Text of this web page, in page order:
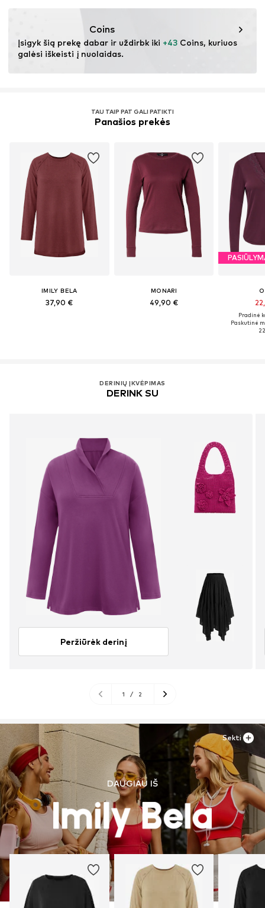
Coins
Įsigyk šią prekę dabar ir uždirbk iki +43 Coins, kuriuos
galėsi iškeisti į nuolaidas.
TAU TAIP PAT GALI PATIKTI
Panašios prekės
IMILY BELA
37,90 €
MONARI
49,90 €
Pradinė
Paskutinė
DERINIŲ ĮKVĖPIMAS
DERINK SU
Peržiūrėk derinį
1 / 2
DAUGIAU IŠ
Sekti